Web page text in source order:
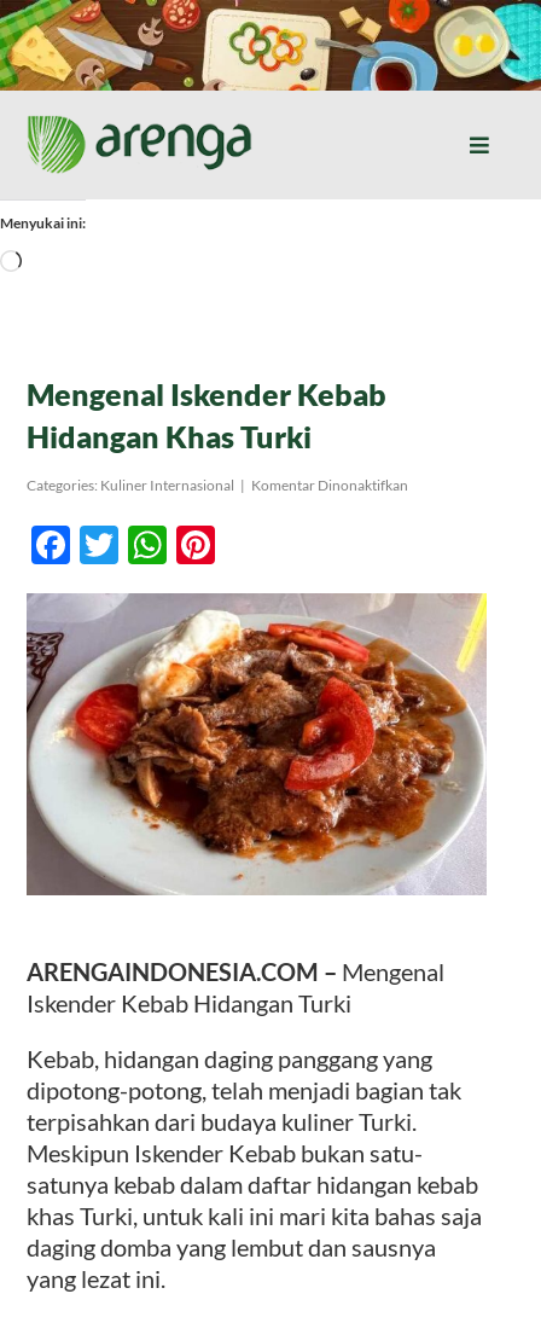
Skip
to
content
Toggle
Home
Tentang Kami
Produk
Menyukai ini:
Memuat...
Mengenal Iskender Kebab
Hidangan Khas Turki
Categories: Kuliner Internasional | Komentar Dinonaktifkan
Turki
Facebook
TwitterWhatsApp
ARENGAINDONESIA.COM – Mengenal
Iskender Kebab Hidangan Turki
Kebab, hidangan daging panggang yang
dipotong-potong, telah menjadi bagian tak
terpisahkan dari budaya kuliner Turki.
Meskipun Iskender Kebab bukan satu-
satunya kebab dalam daftar hidangan kebab
khas Turki, untuk kali ini mari kita bahas saja
daging domba yang lembut dan sausnya
yang lezat ini.